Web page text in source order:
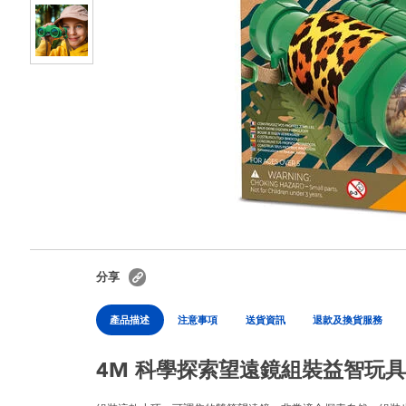
分享
產品描述 注意事項 送貨資訊 退款及換貨服務
4M 科學探索望遠鏡組裝益智玩具